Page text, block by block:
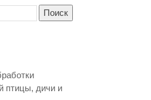
Поиск
птицы, дичи и